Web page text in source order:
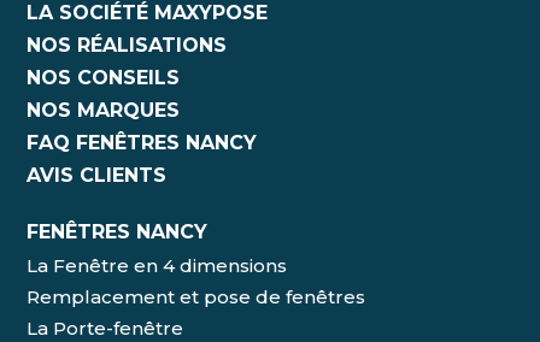
LA SOCIÉTÉ MAXYPOSE
NOS RÉALISATIONS
NOS CONSEILS
NOS MARQUES
FAQ FENÊTRES NANCY
AVIS CLIENTS
FENÊTRES NANCY
La Fenêtre en 4 dimensions
Remplacement et pose de fenêtres
La Porte-fenêtre